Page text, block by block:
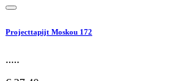
Projecttapijt Moskou 172
.....